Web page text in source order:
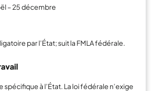
– 25 décembre
par l’État; suit la FMLA fédérale.
spécifique à l’État. La loi fédérale n’exige